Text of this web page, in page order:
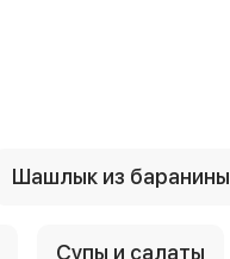
Шашлык из баранины
Супы и салаты